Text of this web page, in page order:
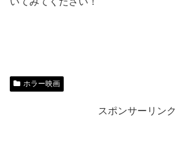
ホラー映画
スポンサーリンク